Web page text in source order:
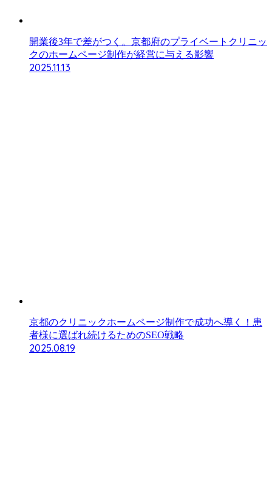
開業後3年で差がつく。京都府のプライベートクリニッ
クのホームページ制作が経営に与える影響
2025.11.13
京都のクリニックホームページ制作で成功へ導く！患
者様に選ばれ続けるためのSEO戦略
2025.08.19